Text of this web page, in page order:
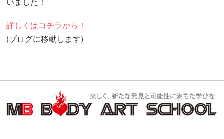
詳しくはコチラから！
(ブログに移動します)